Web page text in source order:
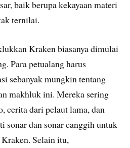
baik berupa kekayaan materi
ternilai.
Kraken biasanya dimulai
Para petualang harus
sebanyak mungkin tentang
makhluk ini. Mereka sering
cerita dari pelaut lama, dan
sonar dan sonar canggih untuk
Selain itu,